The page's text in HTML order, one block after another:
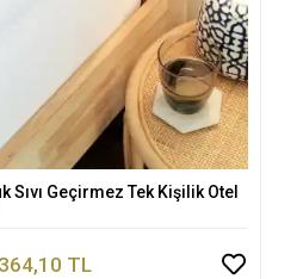
Sepete Ekle
Sıvı Geçirmez Tek Kişilik Otel
364,10 TL